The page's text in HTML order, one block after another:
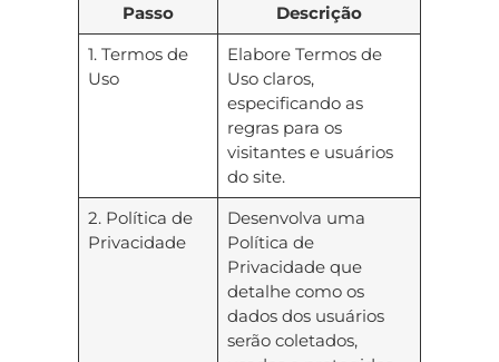
Passo
Descrição
1. Termos de
Uso
Elabore Termos de
Uso claros,
especificando as
regras para os
visitantes e usuários
do site.
2. Política de
Privacidade
Desenvolva uma
Política de
Privacidade que
detalhe como os
dados dos usuários
serão coletados,